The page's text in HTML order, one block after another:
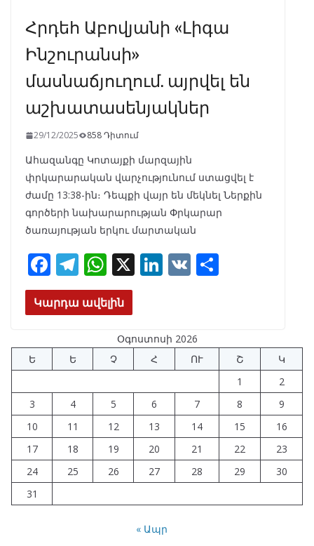
Հրդեհ Աբովյանի «Լիգա
Ինշուրանսի»
մասնաճյուղում. այրվել են
աշխատասենյակներ
29/12/2025 858 Դիտում
Ահազանգը Կոտայքի մարզային
փրկարարական վարչությունում ստացվել է
ժամը 13:38-ին։ Դեպքի վայր են մեկնել Ներքին
գործերի նախարարության Փրկարար
ծառայության երկու մարտական
F
ac
e
o
o
k
T
el
e
a
m
W
h
at
A
p
p
X Li
e
dI
n
V
Կարդա ավելին
Օգոստոսի 2026
Ե
Ե Չ Հ ՈՒ Շ
Կ
1
2
3
4 5 6 7 8
9
10
11 12 13 14 15
16
17
18 19 20 21 22
23
24
25 26 27 28 29
30
31
« Ապր